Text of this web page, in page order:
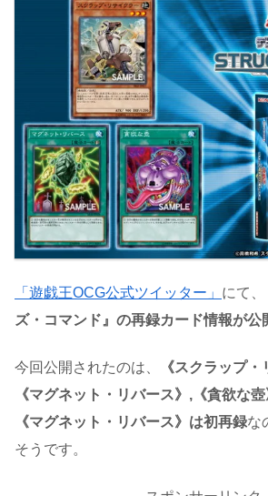
「遊戯王OCG公式ツイッター」 にて、
ズ・コマンド』の再録カード情報が公
今回公開されたのは、
《スクラップ
《マグネット・リバース》,《貪欲な
《マグネット・リバース》は初再録な
そうです。